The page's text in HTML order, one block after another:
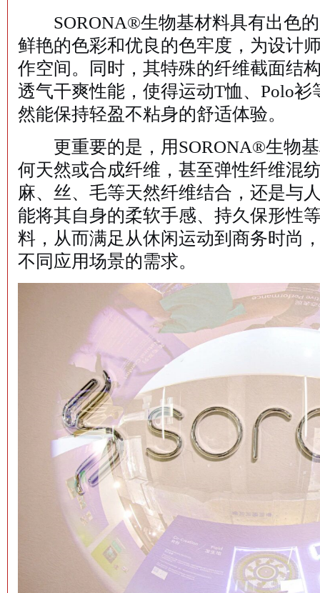
SORONA®生物基材料具有出色的
鲜艳的色彩和优良的色牢度，为设计
作空间。同时，其特殊的纤维截面结
透气干爽性能，使得运动T恤、Polo
然能保持轻盈不粘身的舒适体验。
更重要的是，用SORONA®生物基
何天然或合成纤维，甚至弹性纤维混
麻、丝、毛等天然纤维结合，还是与
能将其自身的柔软手感、持久保形性
料，从而满足从休闲运动到商务时尚
不同应用场景的需求。